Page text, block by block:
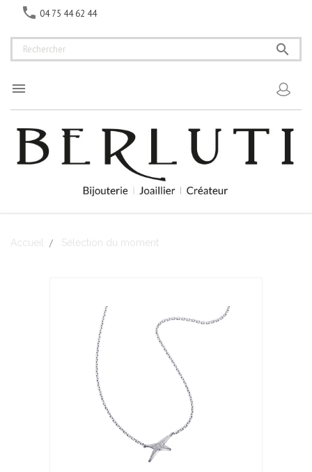
 04 75 44 62 44


Accueil Sélection du moment